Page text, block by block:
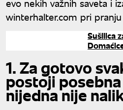
evo nekih važnih saveta i
winterhalter.com pri pranju
Sušilica
1. Za gotovo
postoji posebna
nijedna nije